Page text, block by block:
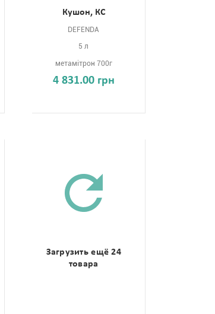
Кушон, КС
DEFENDA
5 л
метамітрон 700г
4 831.00 грн
Загрузить ещё 24
товара